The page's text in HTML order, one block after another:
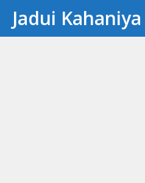
SkipJadui Kahaniya